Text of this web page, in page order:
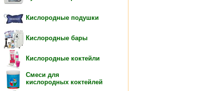
Кислородные подушки
Кислородные бары
Кислородные коктейли
Смеси для
кислородных коктейлей